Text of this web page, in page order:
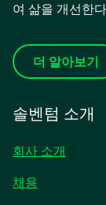
여 삶을 개선한다
더 알아보기
솔벤텀 소개
회사 소개
채용